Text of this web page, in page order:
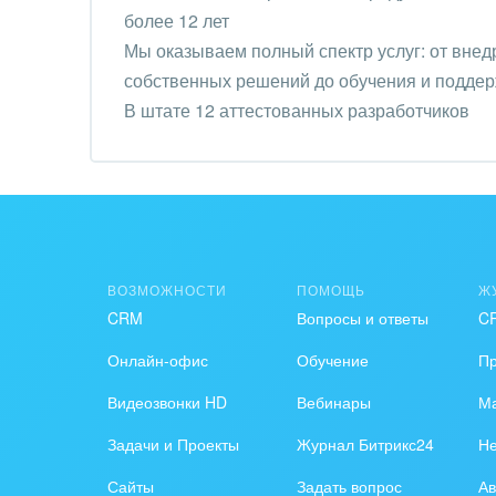
PR,
АПК
более 12 лет
Мы оказываем полный спектр услуг: от
собственных решений до обучения и
В штате 12 аттестованных разработчиков
ВОЗМОЖНОСТИ
CRM
Онлайн-офис
Видеозвонки HD
Задачи и Проекты
Сайты
ПОМОЩЬ
Вопросы и ответы
Обучение
Вебинары
Журнал Битрикс24
Задать вопрос